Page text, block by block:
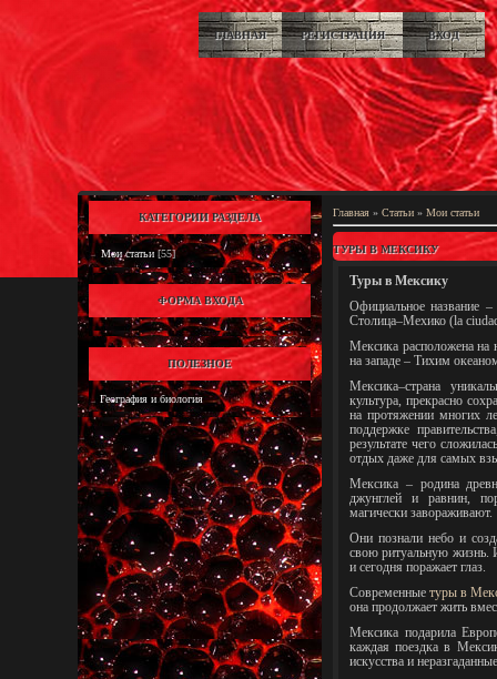
ГЛАВНАЯ РЕГИСТРАЦИЯ ВХОД
КАТЕГОРИИ РАЗДЕЛА
Мои статьи [55]
ФОРМА ВХОДА
ПОЛЕЗНОЕ
География и биология
Главная » Статьи » Мои статьи
ТУРЫ В МЕКСИКУ
Туры в Мексику
Официальное название
Столица–Мехико (la
Мексика расположена
на западе – Тихим
Мексика–страна
культура, прекрасно
на протяжении многих
поддержке
результате чего
отдых даже для самых
Мексика – родина
джунглей и равнин,
магически завораживают.
Они познали небо и
свою ритуальную жизнь.
и сегодня поражает глаз.
Современныетуры в
она продолжает жить
Мексика подарила
каждая поездка в
искусства и